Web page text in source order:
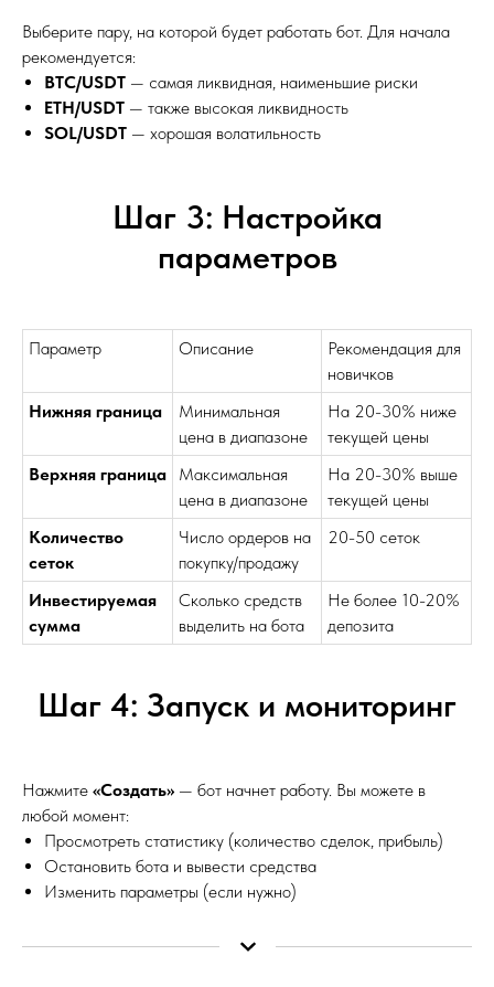
Выберите пару, на которой будет работать бот. Для начала
рекомендуется:
BTC/USDT — самая ликвидная, наименьшие риски
ETH/USDT — также высокая ликвидность
SOL/USDT — хорошая волатильность
Шаг 3: Настройка
параметров
Параметр Описание
Рекомендация для
новичков
Нижняя граница
Минимальная
цена в диапазоне
На 20-30% ниже
текущей цены
Верхняя граница
Максимальная
цена в диапазоне
На 20-30% выше
текущей цены
Количество
сеток
Число ордеров на
покупку/продажу
20-50 сеток
Инвестируемая
сумма
Сколько средств
выделить на бота
Не более 10-20%
депозита
Шаг 4: Запуск и мониторинг
Нажмите «Создать» — бот начнет работу. Вы можете в
любой момент:
Просмотреть статистику (количество сделок, прибыль)
Остановить бота и вывести средства
Изменить параметры (если нужно)